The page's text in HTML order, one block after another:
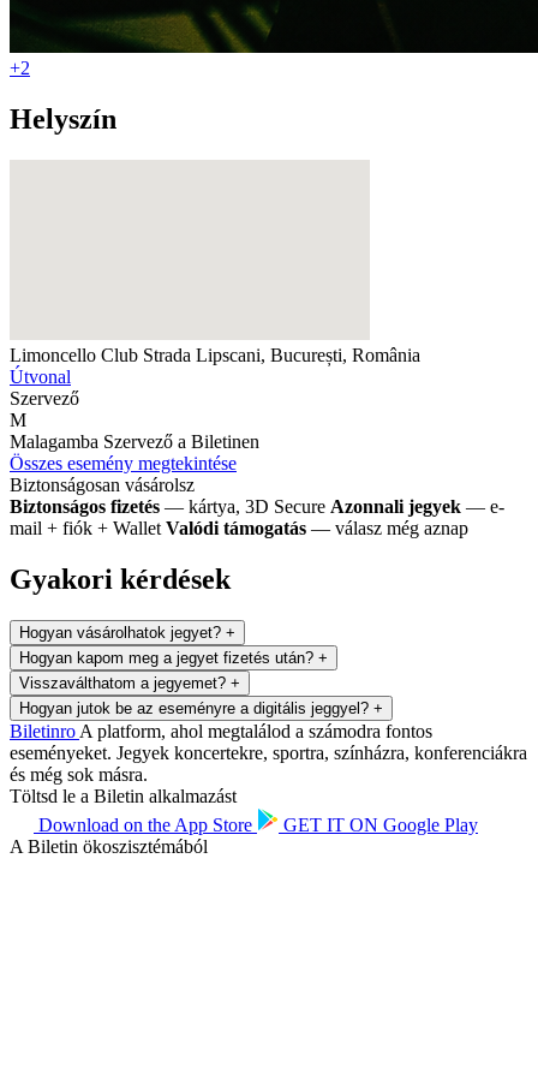
+2
Helyszín
Limoncello Club Strada Lipscani, București, România
Útvonal
Szervező
M
Malagamba Szervező a Biletinen
Összes esemény megtekintése
Biztonságosan vásárolsz
Biztonságos fizetés — kártya, 3D Secure Azonnali jegyek — e-
mail + fiók + Wallet Valódi támogatás — válasz még aznap
Gyakori kérdések
Hogyan vásárolhatok jegyet? +
Hogyan kapom meg a jegyet fizetés után? +
Visszaválthatom a jegyemet? +
Hogyan jutok be az eseményre a digitális jeggyel? +
Biletinro A platform, ahol megtalálod a számodra fontos
eseményeket. Jegyek koncertekre, sportra, színházra, konferenciákra
és még sok másra.
Töltsd le a Biletin alkalmazást
Download on the App Store GET IT ON Google Play
A Biletin ökoszisztémából